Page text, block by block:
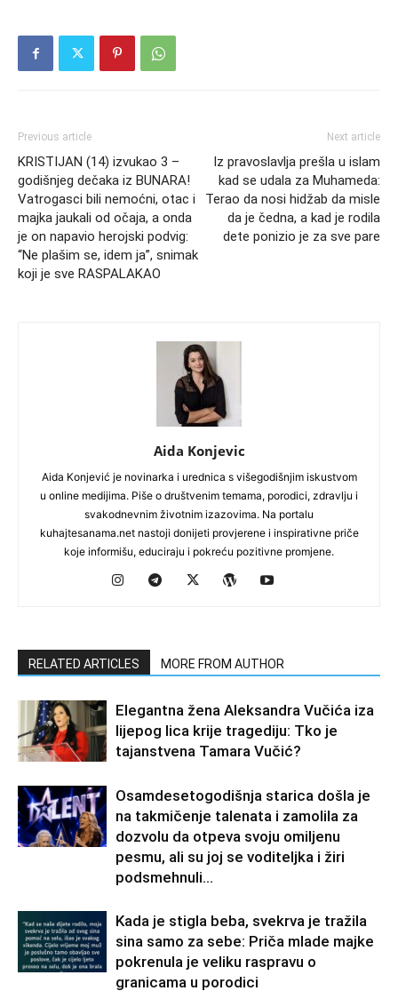
Previous article
KRISTIJAN (14) izvukao 3 –
godišnjeg dečaka iz BUNARA!
Vatrogasci bili nemoćni, otac i
majka jaukali od očaja, a onda
je on napavio herojski podvig:
“Ne plašim se, idem ja”, snimak
koji je sve RASPALAKAO
Next article
Iz pravoslavlja prešla u islam
kad se udala za Muhameda:
Terao da nosi hidžab da misle
da je čedna, a kad je rodila
dete ponizio je za sve pare
Aida Konjevic
Aida Konjević je novinarka i urednica s višegodišnjim iskustvom
u online medijima. Piše o društvenim temama, porodici, zdravlju i
svakodnevnim životnim izazovima. Na portalu
kuhajtesanama.net nastoji donijeti provjerene i inspirativne priče
koje informišu, educiraju i pokreću pozitivne promjene.
RELATED ARTICLES MORE FROM AUTHOR
Elegantna žena Aleksandra Vučića iza
lijepog lica krije tragediju: Tko je
tajanstvena Tamara Vučić?
Osamdesetogodišnja starica došla je
na takmičenje talenata i zamolila za
dozvolu da otpeva svoju omiljenu
pesmu, ali su joj se voditeljka i žiri
podsmehnuli...
Kada je stigla beba, svekrva je tražila
sina samo za sebe: Priča mlade majke
pokrenula je veliku raspravu o
granicama u porodici